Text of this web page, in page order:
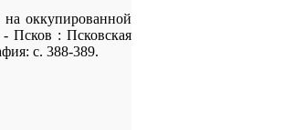
оккупированной
Псков : Псковская
с. 388-389.